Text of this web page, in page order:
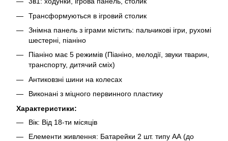
Трансформуються в ігровий столик
Знімна панель з іграми містить: пальчикові ігри, рухомі
шестерні, піаніно
Піаніно має 5 режимів (Піаніно, мелодії, звуки тварин,
транспорту, дитячий сміх)
Антиковзні шини на колесах
Виконані з міцного первинного пластику
Характеристики:
Вік: Від 18-ти місяців
Елементи живлення: Батарейки 2 шт. типу АА (до